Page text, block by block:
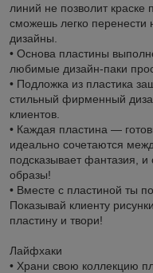
линий не позволит краске
сможешь легко перенести
дизайны.
• Основа пластины
любимые дизайн-паки
• Подложка из пластика
стильный фирменный
клиентов.
• Каждая пластина —
идеально сочетаются
подсказывает фантазия,
образы!
• Вместе с пластиной ты
Показывай клиенту
пластину и твори!
Лайфхаки
• Храни свою коллекцию